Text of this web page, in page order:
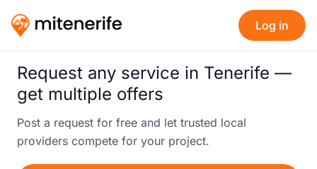
Log in
Request any service in Tenerife —
get multiple offers
Post a request for free and let trusted local
providers compete for your project.